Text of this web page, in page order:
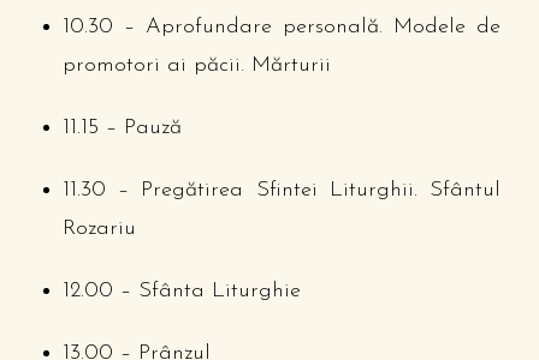
10.30 – Aprofundare personală. Modele de
promotori ai păcii. Mărturii
11.15 – Pauză
11.30 – Pregătirea Sfintei Liturghii. Sfântul
Rozariu
12.00 – Sfânta Liturghie
13.00 – Prânzul